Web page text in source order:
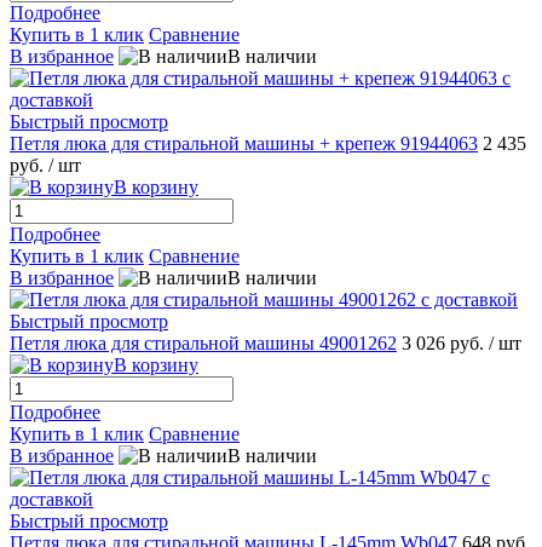
Подробнее
Купить в 1 клик Сравнение
В избранное
В наличии
Быстрый просмотр
Петля люка для стиральной машины + крепеж 91944063 2 435
руб. / шт
В корзину
Подробнее
Купить в 1 клик Сравнение
В избранное
В наличии
Быстрый просмотр
Петля люка для стиральной машины 49001262 3 026 руб. / шт
В корзину
Подробнее
Купить в 1 клик Сравнение
В избранное
В наличии
Быстрый просмотр
Петля люка для стиральной машины L-145mm Wb047 648 руб.